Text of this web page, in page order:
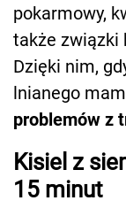
pokarmowy,
także związki
Dzięki nim,
lnianego
problemów z
Kisiel z
15 minut